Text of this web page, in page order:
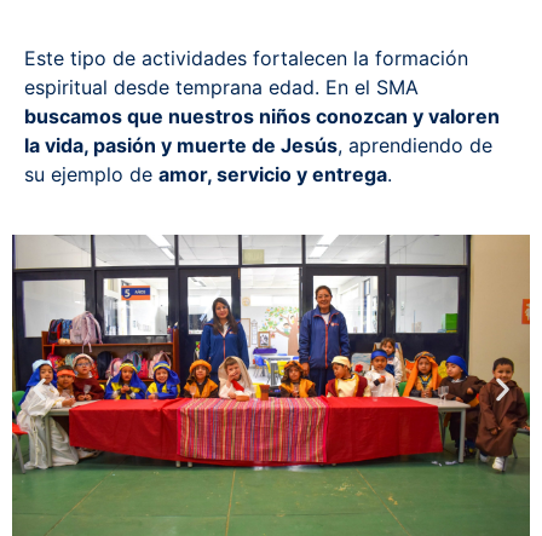
Este tipo de actividades fortalecen la formación
espiritual desde temprana edad. En el SMA
buscamos que nuestros niños conozcan y valoren
la vida, pasión y muerte de Jesús, aprendiendo de
su ejemplo de amor, servicio y entrega.